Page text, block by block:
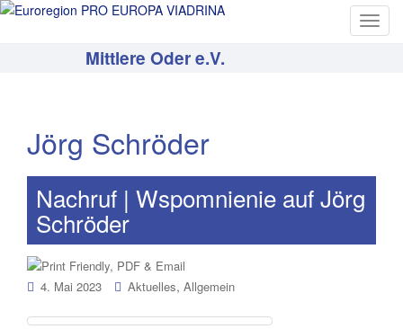
T
Mittlere Oder e.V.
Jörg Schröder
Nachruf | Wspomnienie auf Jörg
Schröder
4. Mai 2023 Aktuelles, Allgemein